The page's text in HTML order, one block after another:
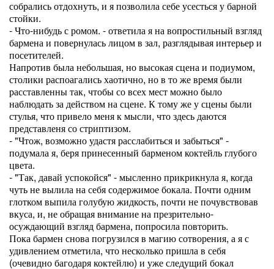
собрались отдохнуть, и я позволила себе усесться у барной
стойки.
- Что-нибудь с ромом. - ответила я на вопростильный взгляд
бармена и повернулась лицом в зал, разглядывая интерьер и
посетителей.
Напротив была небольшая, но высокая сцена и подиумом,
столики распоагались хаотично, но в то же время были
расставленны так, чтобы со всех мест можно было
наблюдать за действом на сцене. К тому же у сцены были
стулья, что привело меня к мысли, что здесь даются
представленя со стриптизом.
- "Чтож, возможно удастя расслабиться и забыться" -
подумала я, беря принесенный барменом коктейль глубого
цвета.
- "Так, давай успокойся" - мысленно прикрикнула я, когда
чуть не вылила на себя содержимое бокала. Почти одним
глотком выпила голубую жидкость, почти не почувствовав
вкуса, и, не обращая внимание на презрительно-
осуждающий взгляд бармена, попросила повторить.
Пока бармен снова погрузился в магию сотворения, а я с
удивлением отметила, что несколько пришла в себя
(очевидно багодаря коктейлю) и уже следущий бокал